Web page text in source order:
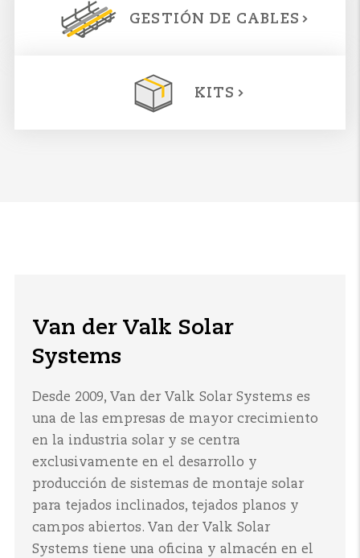
GESTIÓN DE CABLES
KITS
Van der Valk Solar
Systems
Desde 2009, Van der Valk Solar Systems es
una de las empresas de mayor crecimiento
en la industria solar y se centra
exclusivamente en el desarrollo y
producción de sistemas de montaje solar
para tejados inclinados, tejados planos y
campos abiertos. Van der Valk Solar
Systems tiene una oficina y almacén en el